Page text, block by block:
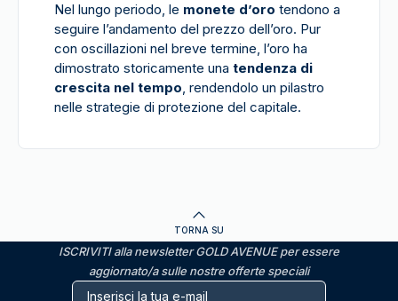
Nel lungo periodo, le monete d’oro tendono a
seguire l’andamento del prezzo dell’oro. Pur
con oscillazioni nel breve termine, l’oro ha
dimostrato storicamente una tendenza di
crescita nel tempo, rendendolo un pilastro
nelle strategie di protezione del capitale.
TORNA SU
ISCRIVITI alla newsletter GOLD AVENUE per essere
aggiornato/a sulle nostre offerte speciali